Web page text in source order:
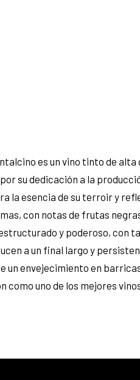
es un vino tinto de
su dedicación a la
la esencia de su terroir y
con notas de frutas
y poderoso,
a un final largo y
un envejecimiento en
uno de los mejores